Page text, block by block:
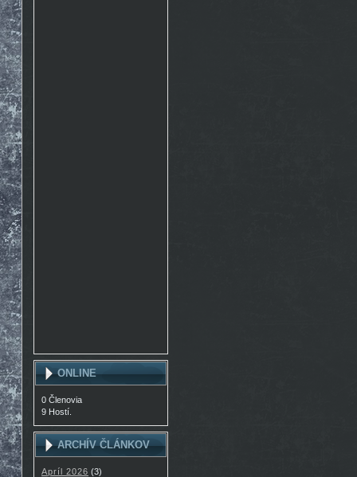
ONLINE
0 Členovia
9 Hostí.
ARCHÍV ČLÁNKOV
Apríl 2026 (3)